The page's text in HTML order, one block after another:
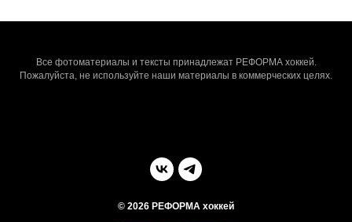
Все фотоматериалы и тексты принадлежат РЕФОРМА хоккей.
Пожалуйста, не используйте наши материалы в коммерческих целях.
© 2026 РЕФОРМА хоккей